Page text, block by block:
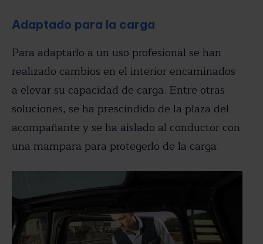
Adaptado para la carga
Para adaptarlo a un uso profesional se han
realizado cambios en el interior encaminados
a elevar su capacidad de carga. Entre otras
soluciones, se ha prescindido de la plaza del
acompañante y se ha aislado al conductor con
una mampara para protegerlo de la carga.